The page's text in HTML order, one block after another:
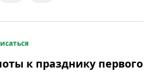
к празднику первого